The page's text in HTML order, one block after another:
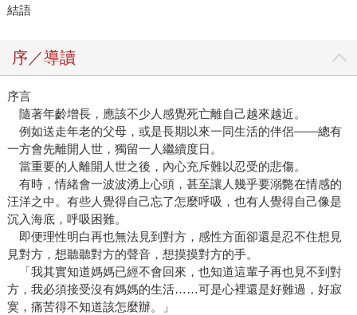
結語
序／導讀
序言
隨著年齡增長，應該不少人感覺死亡離自己越來越近。
例如送走年老的父母，或是長期以來一同生活的伴侶——總有
一方會先離開人世，獨留一人繼續度日。
當重要的人離開人世之後，內心充斥難以忍受的悲傷。
有時，情緒會一波波湧上心頭，甚至讓人幾乎要溺斃在情感的
汪洋之中。有些人覺得自己忘了怎麼呼吸，也有人覺得自己像是
沉入海底，呼吸困難。
即便理性明白再也無法見到對方，感性方面卻還是忍不住想見
見對方，想聽聽對方的聲音，想摸摸對方的手。
「我其實知道媽媽已經不會回來，也知道這輩子再也見不到對
方，我必須接受沒有媽媽的生活……可是心裡還是好難過，好寂
寞，痛苦得不知道該怎麼辦。」